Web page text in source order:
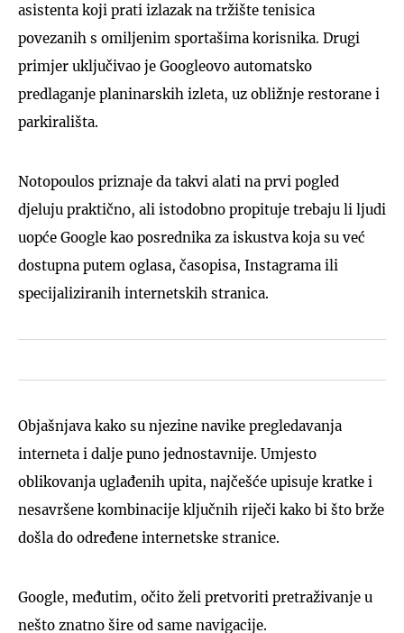
asistenta koji prati izlazak na tržište tenisica
povezanih s omiljenim sportašima korisnika. Drugi
primjer uključivao je Googleovo automatsko
predlaganje planinarskih izleta, uz obližnje restorane i
parkirališta.
Notopoulos priznaje da takvi alati na prvi pogled
djeluju praktično, ali istodobno propituje trebaju li ljudi
uopće Google kao posrednika za iskustva koja su već
dostupna putem oglasa, časopisa, Instagrama ili
specijaliziranih internetskih stranica.
Objašnjava kako su njezine navike pregledavanja
interneta i dalje puno jednostavnije. Umjesto
oblikovanja uglađenih upita, najčešće upisuje kratke i
nesavršene kombinacije ključnih riječi kako bi što brže
došla do određene internetske stranice.
Google, međutim, očito želi pretvoriti pretraživanje u
nešto znatno šire od same navigacije.